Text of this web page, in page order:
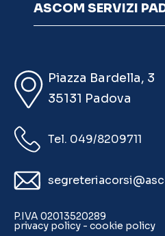
ASCOM SERVIZI
Piazza Bardella, 3
35131 Padova
Tel. 049/8209711
P.IVA 02013520289
privacy policy - cookie policy